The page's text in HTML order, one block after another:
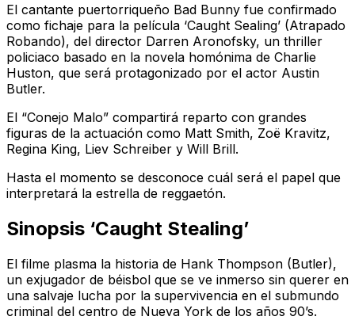
El cantante puertorriqueño Bad Bunny fue confirmado
como fichaje para la película ‘Caught Sealing’ (Atrapado
Robando), del director Darren Aronofsky, un thriller
policiaco basado en la novela homónima de Charlie
Huston, que será protagonizado por el actor Austin
Butler.
El “Conejo Malo” compartirá reparto con grandes
figuras de la actuación como Matt Smith, Zoë Kravitz,
Regina King, Liev Schreiber y Will Brill.
Hasta el momento se desconoce cuál será el papel que
interpretará la estrella de reggaetón.
Sinopsis ‘Caught Stealing’
El filme plasma la historia de Hank Thompson (Butler),
un exjugador de béisbol que se ve inmerso sin querer en
una salvaje lucha por la supervivencia en el submundo
criminal del centro de Nueva York de los años 90’s.